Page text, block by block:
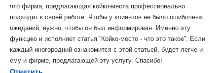
что фирма, предлагающая койко-места профессионально
подходит к своей работе. Чтобы у клиентов не было ошибочных
ожиданий, нужно, чтобы он был информирован. Именно эту
функцию и исполняет статья ”Койко-место - что это такое”. Если
каждый иногородний ознакомится с этой статьей, будет легче и
ему и фирме, предлагающей эту услугу. Спасибо!